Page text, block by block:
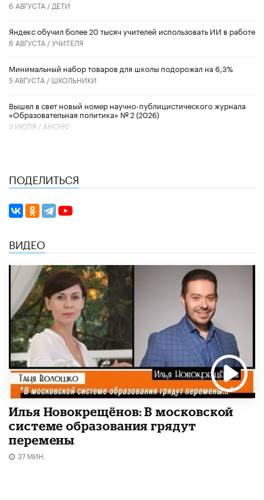
6 АВГУСТА / ДЕТИ
​Яндекс обучил более 20 тысяч учителей использовать ИИ в работе
6 АВГУСТА /УЧИТЕЛЯ
Минимальный набор товаров для школы подорожал на 6,3%
5 АВГУСТА / ШКОЛЬНИКИ
Вышел в свет новый номер научно-публицистического журнала
«Образовательная политика» № 2 (2026)
3 ИЮЛЯ / АНОНС
ПОДЕЛИТЬСЯ
ВИДЕО
Илья Новокрещёнов: В московской
системе образования грядут
перемены
37 МИН.